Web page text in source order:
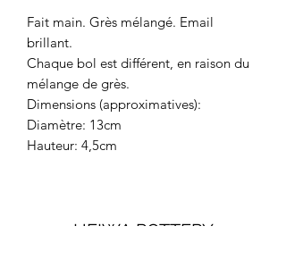
Fait main. Grès mélangé. Email
brillant.
Chaque bol est différent, en raison du
mélange de grès.
Dimensions (approximatives):
Diamètre: 13cm
Hauteur: 4,5cm
HEIWA POTTERY